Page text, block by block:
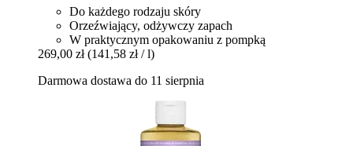
Do każdego rodzaju skóry
Orzeźwiający, odżywczy zapach
W praktycznym opakowaniu z pompką
269,00 zł (141,58 zł / l)
Darmowa dostawa do 11 sierpnia